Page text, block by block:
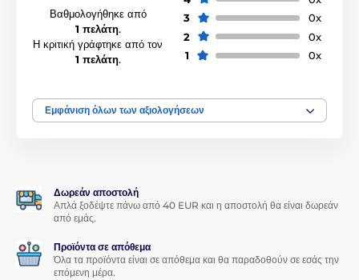
συνδέετε αξεσουάρ στο τηλέφωνο χωρίς να χρειάζεται να το
βγάλετε από τη θήκη.
Η διάφανη θήκη σιλικόνης είναι σχεδιασμένη γιαεύκολο
χειρισμό του τηλεφώνου
προμηθευτείτε και έναπροστατευτικό γυαλί οθόνης.
Βαθμολογήθηκε από
1 πελάτη.
Η κριτική γράφτηκε από τον
1 πελάτη.
3
0x
2
0x
1
0x
Εμφάνιση όλων των αξιολογήσεων
Δωρεάν αποστολή
Απλά ξοδέψτε πάνω από 40 EUR και η αποστολή θα είναι δωρεάν
από εμάς.
Προϊόντα σε απόθεμα
Όλα τα προϊόντα είναι σε απόθεμα και θα παραδοθούν σε εσάς την
επόμενη μέρα.